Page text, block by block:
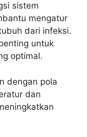
sistem
mengatur
dari infeksi.
untuk
optimal.
dengan pola
dan